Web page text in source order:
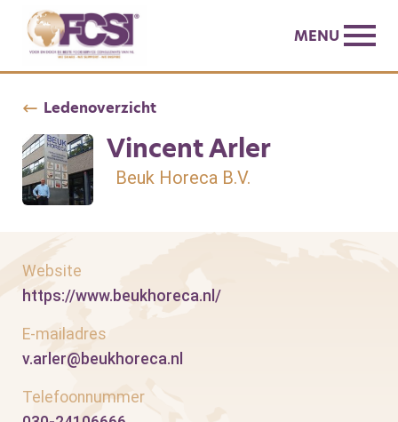
MENU
Ledenoverzicht
Vincent Arler
Beuk Horeca B.V.
Website
https://www.beukhoreca.nl/
E-mailadres
v.arler@beukhoreca.nl
Telefoonnummer